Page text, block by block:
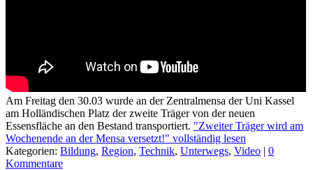
Am Freitag den 30.03 wurde an der Zentralmensa der Uni Kassel
am Holländischen Platz der zweite Träger von der neuen
Essensfläche an den Bestand transportiert. "Zweiter Träger wird am
Wochenende an der Mensa versetzt!" vollständig lesen
Kategorien: Bildung, Region, Technik, Unterwegs, Video | 0
Kommentare